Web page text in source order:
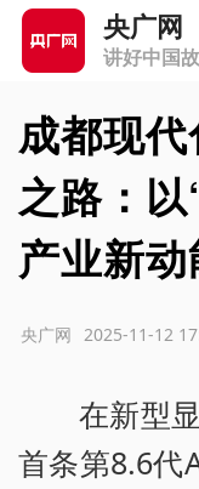
央广网
讲好中国
成都现
之路：
产业新
2025-11-12
央广网
在新型
首条第8.6代